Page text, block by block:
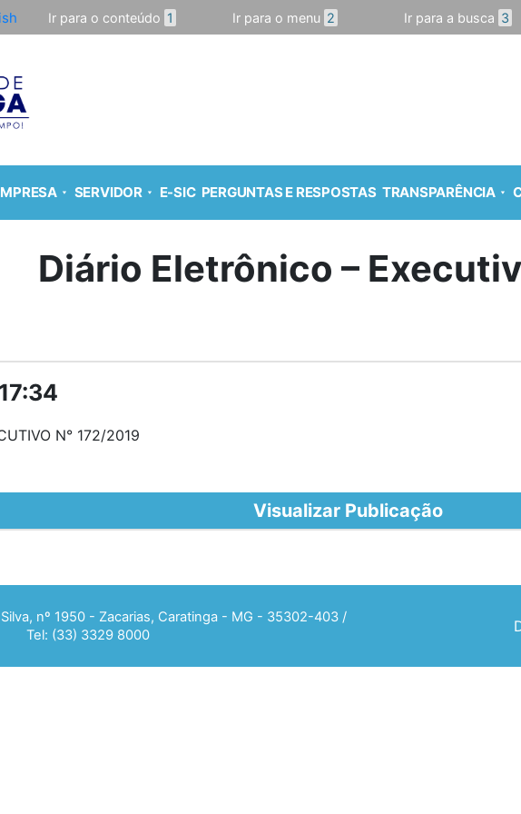
Ir para o conteúdo 1 Ir para o menu 2 Ir para a busca 3
SERVIDOR E-SIC PERGUNTAS E RESPOSTAS TRANSPARÊNCIA
Diário Eletrônico –
N° 172/2019
Visualizar Publicação
nº 1950 - Zacarias, Caratinga - MG - 35302-403 /
Tel: (33) 3329 8000